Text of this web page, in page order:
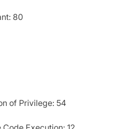
80
of Privilege: 54